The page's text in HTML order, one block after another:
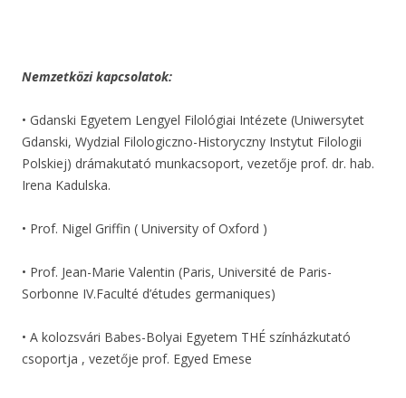
Nemzetközi kapcsolatok:
• Gdanski Egyetem Lengyel Filológiai Intézete (Uniwersytet
Gdanski, Wydzial Filologiczno-Historyczny Instytut Filologii
Polskiej) drámakutató munkacsoport, vezetője prof. dr. hab.
Irena Kadulska.
• Prof. Nigel Griffin ( University of Oxford )
• Prof. Jean-Marie Valentin (Paris, Université de Paris-
Sorbonne IV.Faculté d’études germaniques)
• A kolozsvári Babes-Bolyai Egyetem THÉ színházkutató
csoportja , vezetője prof. Egyed Emese